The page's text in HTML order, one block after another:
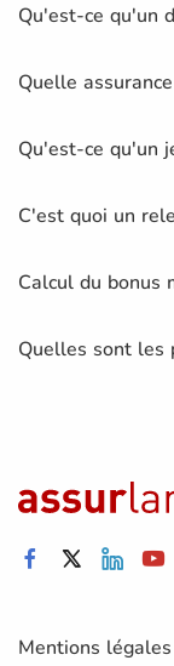
Qu'est-ce qu'un
Quelle
Qu'est-ce qu'un
C'est quoi un
Calcul du bonus
Quelles sont les
Mentions légales